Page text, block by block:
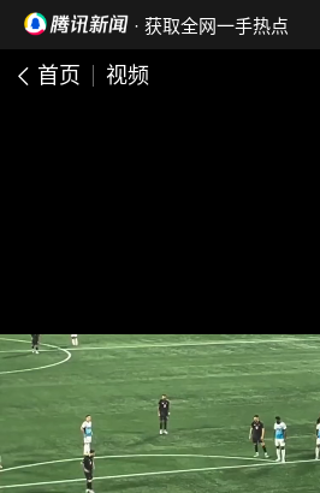
· 获取全网一手热点
首页 视频